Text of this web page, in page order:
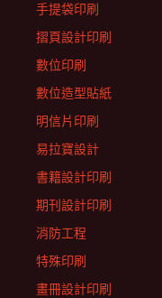
手提袋印刷
摺頁設計印刷
數位印刷
數位造型貼紙
明信片印刷
易拉寶設計
書籍設計印刷
期刊設計印刷
消防工程
特殊印刷
畫冊設計印刷